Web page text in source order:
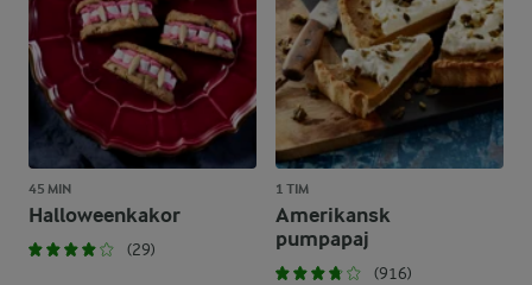
45 MIN
Halloweenkakor
(29)
1 TIM
Amerikansk
pumpapaj
(916)